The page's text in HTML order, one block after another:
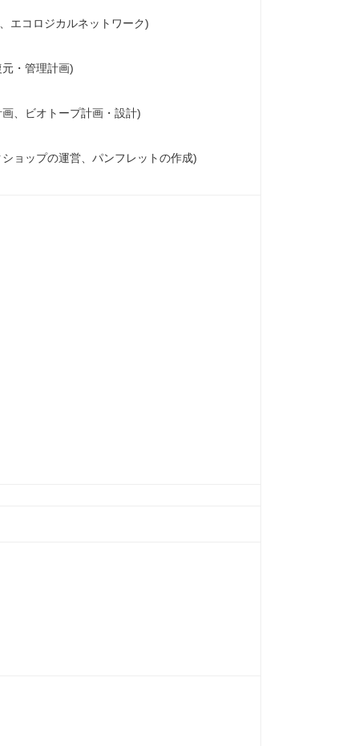
エコロジカルネットワーク)
・管理計画)
、ビオトープ計画・設計)
ョップの運営、パンフレットの作成)